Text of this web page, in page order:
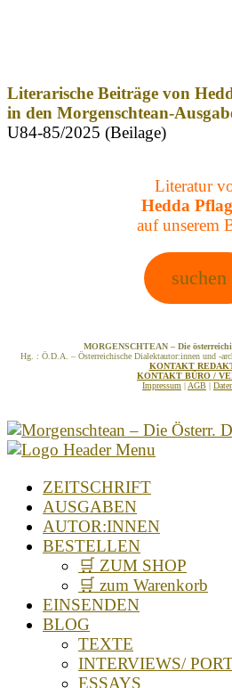
Literarische Beiträge von
in den Morgenschtean-
U84-85/2025 (Beilage)
Literatur
Hedda
auf unserem
suchen
MORGENSCHTEAN – Die
Hg. : Ö.D.A. – Österreichische Dialektautor:innen und -
KONTAKT
KONTAKT BÜRO /
Impressum
AGB
ZEITSCHRIFT
AUSGABEN
AUTOR:INNEN
BESTELLEN
🛒 ZUM SHOP
🛒 zum Warenkorb
EINSENDEN
BLOG
TEXTE
INTERVIEWS/
ESSAYS